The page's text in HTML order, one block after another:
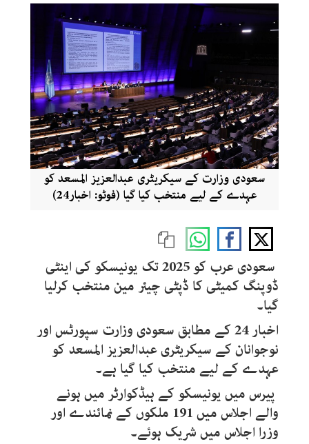
سعودی وزارت کے سیکریٹری عبدالعزیز المسعد کو
عہدے کے لیے منتخب کیا گیا (فوٹو: اخبار24)
سعودی عرب کو 2025 تک یونیسکو کی اینٹی
ڈوپنگ کمیٹی کا ڈپٹی چیئر مین منتخب کرلیا
گیا۔
اخبار 24 کے مطابق سعودی وزارت سپورٹس اور
نوجوانان کے سیکریٹری عبدالعزیز المسعد کو
عہدے کے لیے منتخب کیا گیا ہے۔
پیرس میں یونیسکو کے ہیڈکوارٹر میں ہونے
والے اجلاس میں 191 ملکوں کے نمائندے اور
وزرا اجلاس میں شریک ہوئے۔